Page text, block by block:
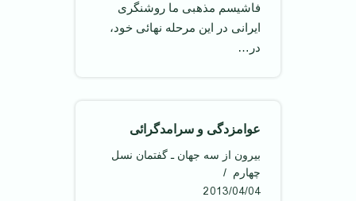
فاشیسم مذهبی ما روشنگری
ایرانی در این مرحله نهائی خود،
در…
عوامزدگی و سرامد‌گرائی
بیرون از سه جهان ـ گفتمان نسل
چهارم
2013/04/04